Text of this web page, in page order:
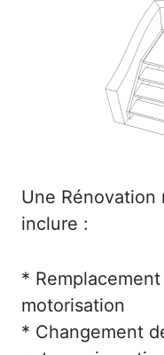
Une
inclure :
*
motorisation
* Changement